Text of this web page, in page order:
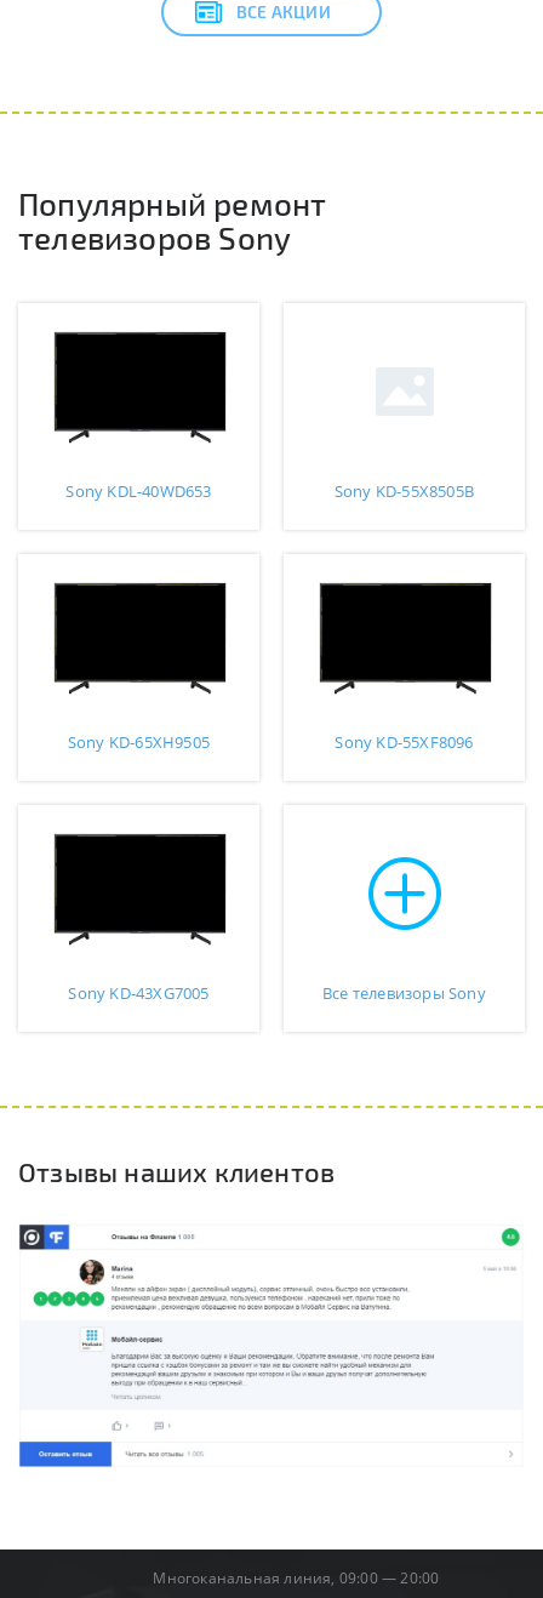
ВСЕ АКЦИИ
Популярный ремонт
телевизоров Sony
Sony KDL-40WD653 Sony KD-55X8505B
Sony KD-65XH9505 Sony KD-55XF8096
Sony KD-43XG7005 Все телевизоры Sony
Отзывы наших клиентов
Многоканальная линия, 09:00 — 20:00